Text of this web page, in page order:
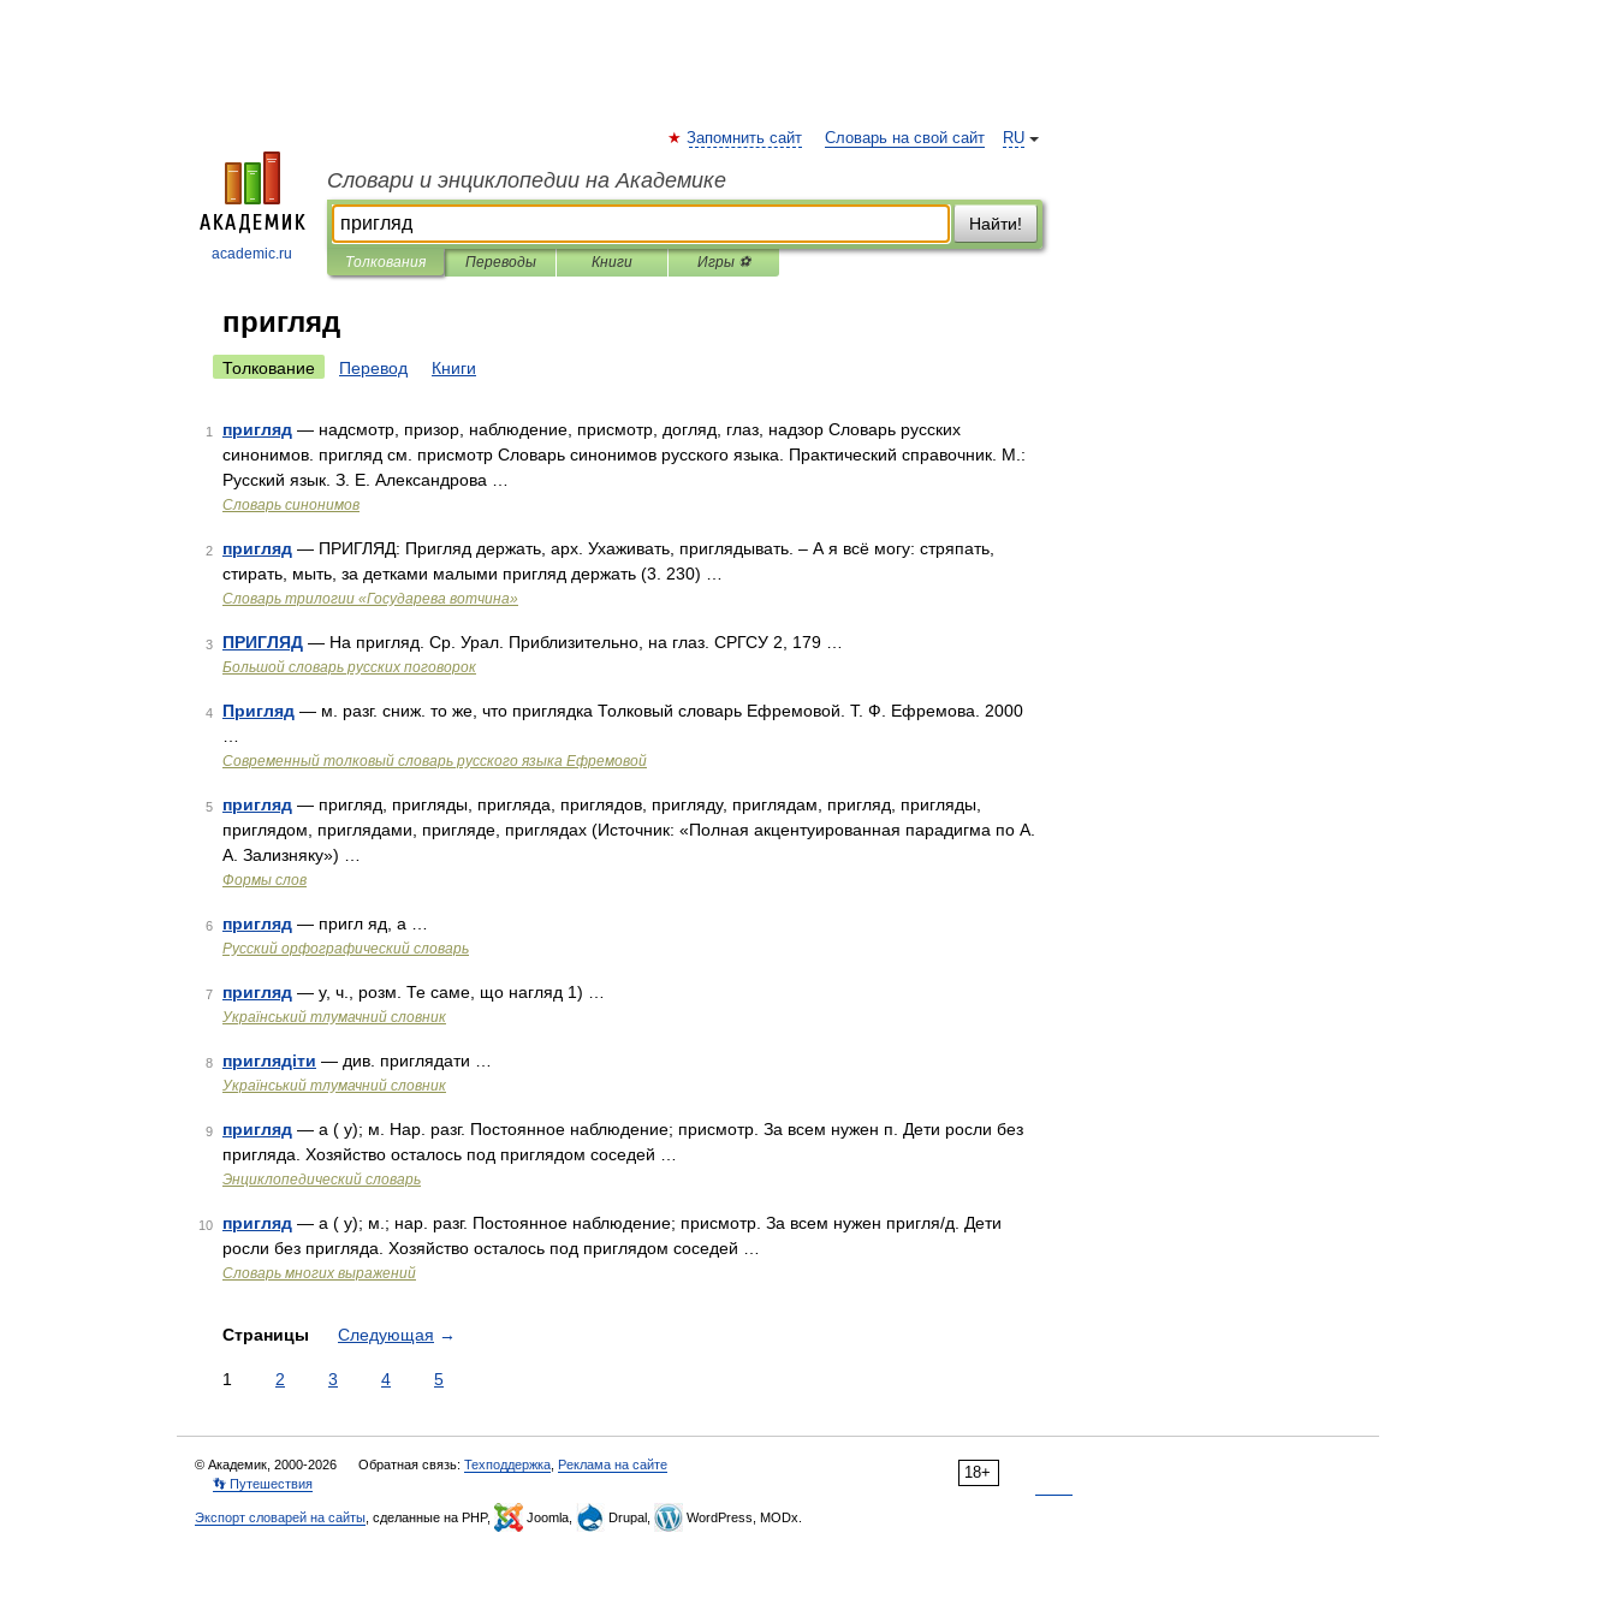
academic.ru
RU
Запомнить сайт Словарь на свой сайт
Словари и энциклопедии на Академике
Найти!
Толкования Переводы Книги Игры ⚽
пригляд
Толкование Перевод Книги
1 пригляд — надсмотр, призор, наблюдение, присмотр, догляд, глаз, надзор Словарь русских
синонимов. пригляд см. присмотр Словарь синонимов русского языка. Практический справочник. М.:
Русский язык. З. Е. Александрова …
Словарь синонимов
2 пригляд — ПРИГЛЯД: Пригляд держать, арх. Ухаживать, приглядывать. – А я всё могу: стряпать,
стирать, мыть, за детками малыми пригляд держать (3. 230) …
Словарь трилогии «Государева вотчина»
3 ПРИГЛЯД — На пригляд. Ср. Урал. Приблизительно, на глаз. СРГСУ 2, 179 …
Большой словарь русских поговорок
4 Пригляд — м. разг. сниж. то же, что приглядка Толковый словарь Ефремовой. Т. Ф. Ефремова. 2000
Современный толковый словарь русского языка Ефремовой
5 пригляд — пригляд, пригляды, пригляда, приглядов, пригляду, приглядам, пригляд, пригляды,
приглядом, приглядами, пригляде, приглядах (Источник: «Полная акцентуированная парадигма по А.
А. Зализняку») …
Формы слов
6 пригляд — пригл яд, а …
Русский орфографический словарь
7 пригляд — у, ч., розм. Те саме, що нагляд 1) …
Український тлумачний словник
8 приглядіти — див. приглядати …
Український тлумачний словник
9 пригляд — а ( у); м. Нар. разг. Постоянное наблюдение; присмотр. За всем нужен п. Дети росли без
пригляда. Хозяйство осталось под приглядом соседей …
Энциклопедический словарь
10 пригляд — а ( у); м.; нар. разг. Постоянное наблюдение; присмотр. За всем нужен пригля/д. Дети
росли без пригляда. Хозяйство осталось под приглядом соседей …
Словарь многих выражений
Страницы Следующая →
1 2 3 4 5
18+
© Академик, 2000-2026 Обратная связь: Техподдержка Реклама на сайте
👣 Путешествия
Экспорт словарей на сайты , сделанные на PHP, Joomla, Drupal, WordPress, MODx.